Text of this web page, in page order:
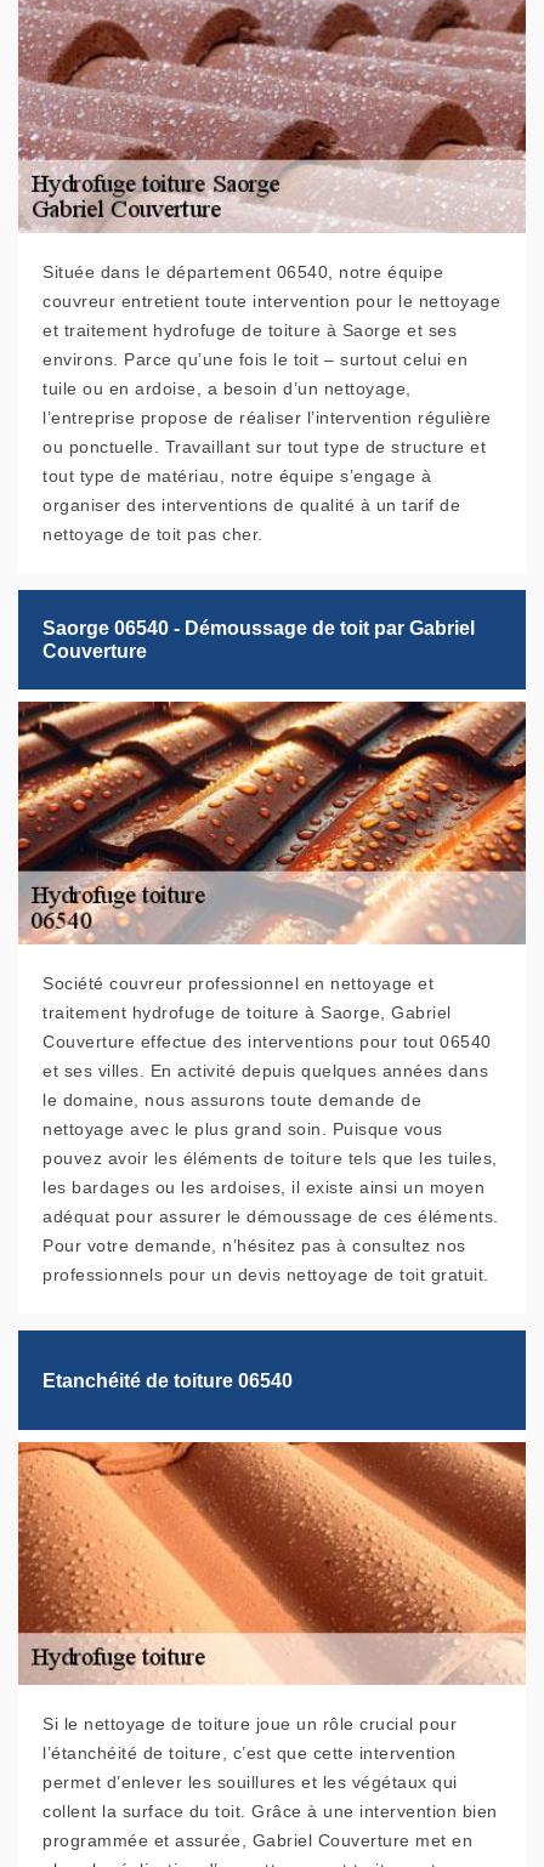
Située dans le département 06540, notre équipe
couvreur entretient toute intervention pour le nettoyage
et traitement hydrofuge de toiture à Saorge et ses
environs. Parce qu’une fois le toit – surtout celui en
tuile ou en ardoise, a besoin d’un nettoyage,
l’entreprise propose de réaliser l’intervention régulière
ou ponctuelle. Travaillant sur tout type de structure et
tout type de matériau, notre équipe s’engage à
organiser des interventions de qualité à un tarif de
nettoyage de toit pas cher.
Saorge 06540 - Démoussage de toit par Gabriel
Couverture
Société couvreur professionnel en nettoyage et
traitement hydrofuge de toiture à Saorge, Gabriel
Couverture effectue des interventions pour tout 06540
et ses villes. En activité depuis quelques années dans
le domaine, nous assurons toute demande de
nettoyage avec le plus grand soin. Puisque vous
pouvez avoir les éléments de toiture tels que les tuiles,
les bardages ou les ardoises, il existe ainsi un moyen
adéquat pour assurer le démoussage de ces éléments.
Pour votre demande, n’hésitez pas à consultez nos
professionnels pour un devis nettoyage de toit gratuit.
Etanchéité de toiture 06540
Si le nettoyage de toiture joue un rôle crucial pour
l’étanchéité de toiture, c’est que cette intervention
permet d’enlever les souillures et les végétaux qui
collent la surface du toit. Grâce à une intervention bien
programmée et assurée, Gabriel Couverture met en